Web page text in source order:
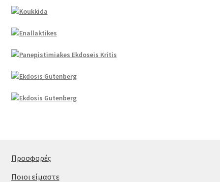
Προσφορές
Ποιοι είμαστε